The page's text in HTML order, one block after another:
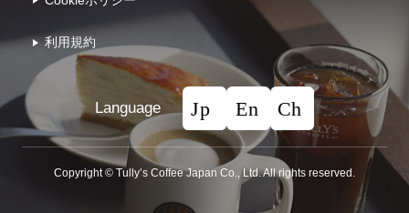
利⽤規約
Language
Copyright © Tullyʼs Coffee Japan Co., Ltd. All rights reserved.